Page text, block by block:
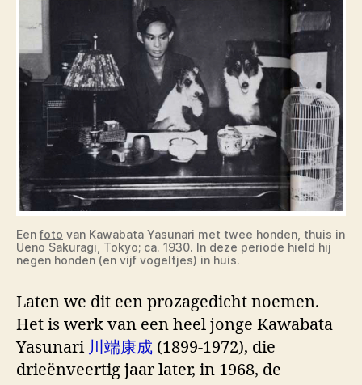
Eenfoto van Kawabata Yasunari met twee honden, thuis in
Ueno Sakuragi, Tokyo; ca. 1930. In deze periode hield hij
negen honden (en vijf vogeltjes) in huis.
Laten we dit een prozagedicht noemen.
Het is werk van een heel jonge Kawabata
Yasunari 川端康成 (1899-1972), die
drieënveertig jaar later, in 1968, de